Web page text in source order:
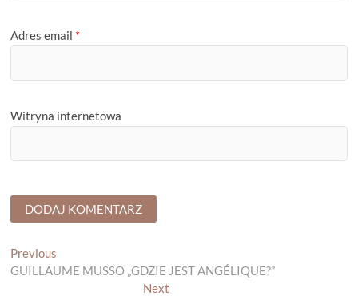
Adres email *
Witryna internetowa
Nawigacja
wpisu
Previous
post:
GUILLAUME MUSSO „GDZIE JEST ANGÉLIQUE?”
NextNext